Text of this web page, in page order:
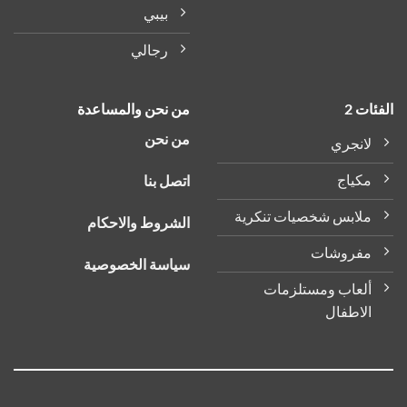
بيبي
رجالي
2
لانجري
مكياج
ملابس شخصيات تنكرية
مفروشات
ألعاب ومستلزمات
الاطفال
من نحن والمساعدة
من نحن
اتصل بنا
الشروط والاحكام
سياسة الخصوصية